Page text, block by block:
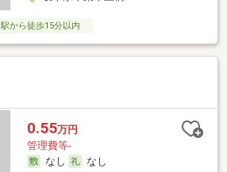
駅から徒歩15分以内
0.55万円
管理費等-
なし
なし